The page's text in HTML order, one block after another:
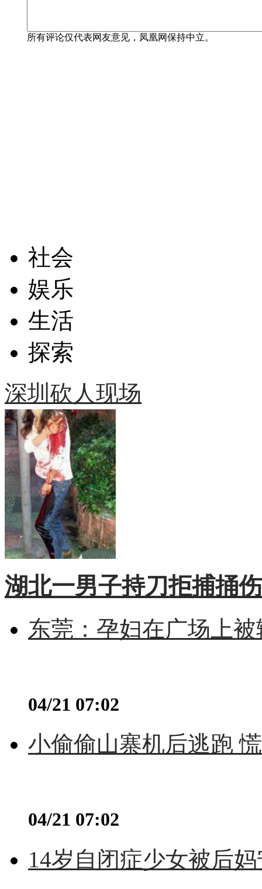
所有评论仅代表网友意见，凤凰网保持中立。
社会
娱乐
生活
探索
深圳砍人现场
湖北一男子持刀拒捕捅
东莞：孕妇在广场上
04/21 07:02
小偷偷山寨机后逃跑
04/21 07:02
14岁自闭症少女被后